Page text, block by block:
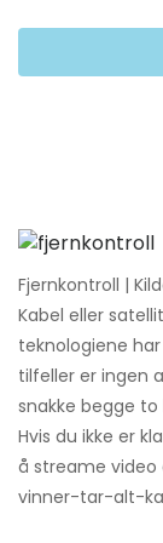
Fjernkontroll |
Kabel eller
teknologiene
tilfeller er ingen
snakke begge
Hvis du ikke er
å streame video
vinner-tar-alt-